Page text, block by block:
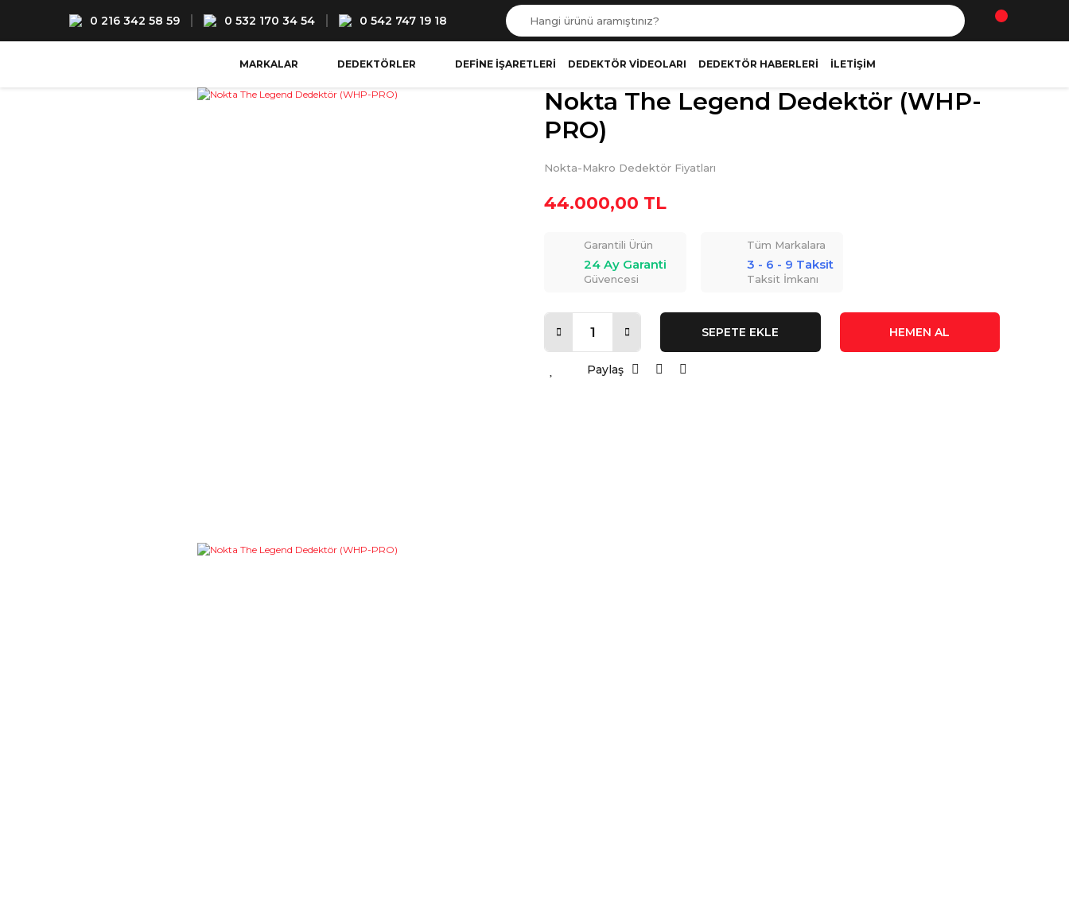
0 216 342 58 59 0 532 170 34 54 0 542 747 19 18
MARKALAR DEDEKTÖRLER DEFINE İŞARETLERI DEDEKTÖR VIDEOLARI DEDEKTÖR HABERLERI İLETIŞIM
Nokta The Legend Dedektör (WHP-
PRO)
Nokta-Makro Dedektör Fiyatları
44.000,00 TL
Garantili Ürün
24 Ay Garanti
Güvencesi
Tüm Markalara
3 - 6 - 9 Taksit
Taksit İmkanı
SEPETE EKLE HEMEN AL
Paylaş